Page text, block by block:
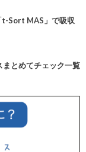
t-Sort MAS」で吸収
まとめてチェック一覧